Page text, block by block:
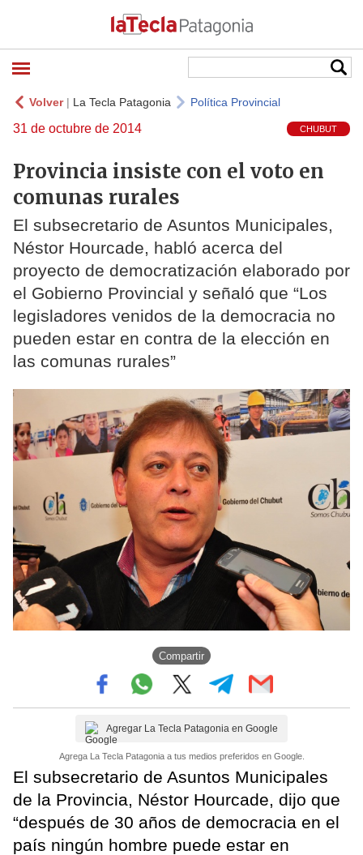
Volver| La Tecla Patagonia Política Provincial
31 de octubre de 2014 CHUBUT
Provincia insiste con el voto en
comunas rurales
El subsecretario de Asuntos Municipales,
Néstor Hourcade, habló acerca del
proyecto de democratización elaborado por
el Gobierno Provincial y señaló que “Los
legisladores venidos de la democracia no
pueden estar en contra de la elección en
las comunas rurales”
Compartir
Agregar La Tecla Patagonia en Google
Agrega La Tecla Patagonia a tus medios preferidos en Google.
El subsecretario de Asuntos Municipales
de la Provincia, Néstor Hourcade, dijo que
“después de 30 años de democracia en el
país ningún hombre puede estar en